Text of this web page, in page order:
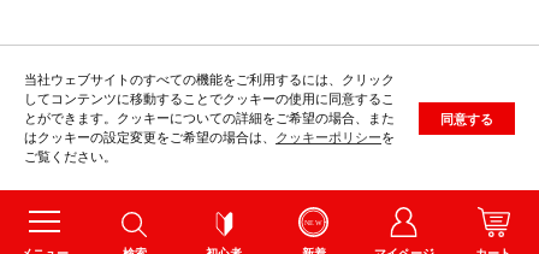
当社ウェブサイトのすべての機能をご利用するには、クリック
してコンテンツに移動することでクッキーの使用に同意するこ
とができます。クッキーについての詳細をご希望の場合、また
はクッキーの設定変更をご希望の場合は、 クッキーポリシーを
ご覧ください。
同意する